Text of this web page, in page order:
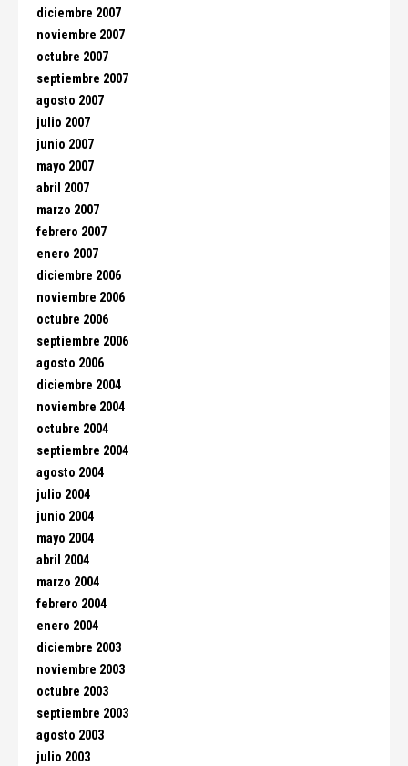
diciembre 2007
noviembre 2007
octubre 2007
septiembre 2007
agosto 2007
julio 2007
junio 2007
mayo 2007
abril 2007
marzo 2007
febrero 2007
enero 2007
diciembre 2006
noviembre 2006
octubre 2006
septiembre 2006
agosto 2006
diciembre 2004
noviembre 2004
octubre 2004
septiembre 2004
agosto 2004
julio 2004
junio 2004
mayo 2004
abril 2004
marzo 2004
febrero 2004
enero 2004
diciembre 2003
noviembre 2003
octubre 2003
septiembre 2003
agosto 2003
julio 2003